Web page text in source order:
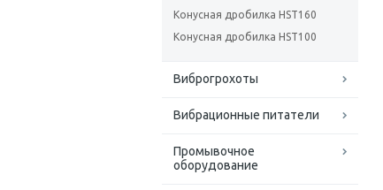
Конусная дробилка HST160
Конусная дробилка HST100
Виброгрохоты
Вибрационные питатели
Промывочное
оборудование